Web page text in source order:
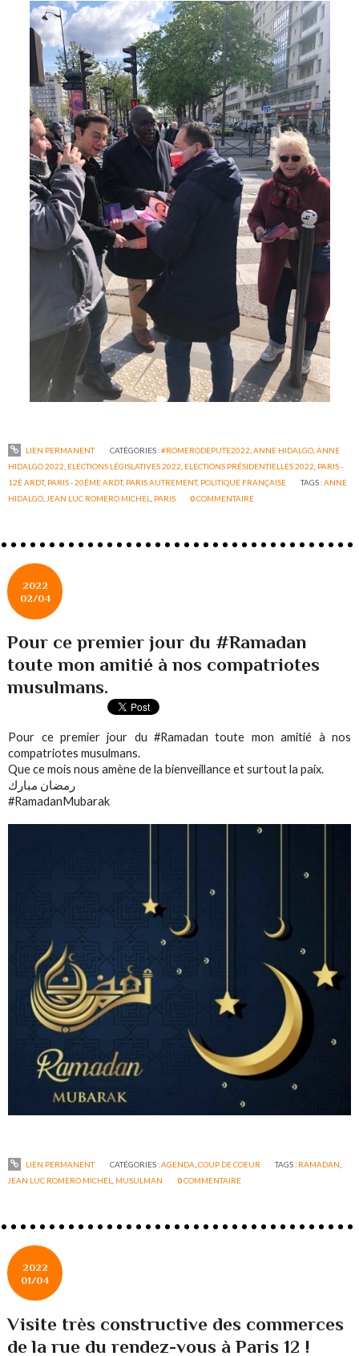
LIEN PERMANENT CATÉGORIES :#ROMERODEPUTE2022,ANNE HIDALGO,ANNE
HIDALGO 2022, ELECTIONS LÉGISLATIVES 2022, ELECTIONS PRÉSIDENTIELLES 2022, PARIS -
12È ARDT, PARIS - 20ÈME ARDT, PARIS AUTREMENT, POLITIQUE FRANÇAISE TAGS :ANNE
HIDALGO,JEAN LUC ROMERO MICHEL, PARIS 0COMMENTAIRE
2022
02/04
Pour ce premier jour du ‪#Ramadan‬
toute mon amitié à nos compatriotes
musulmans.
Pour ce premier jour du ‪#Ramadan‬ toute mon amitié à nos
compatriotes musulmans.
Que ce mois nous amène de la bienveillance et surtout la paix.
‎رمضان مبارك
‪#RamadanMubarak‬
LIEN PERMANENT CATÉGORIES :AGENDA COUP DE COEUR TAGS : RAMADAN
JEAN LUC ROMERO MICHEL
MUSULMAN 0COMMENTAIRE
2022
01/04
Visite très constructive des commerces
de la rue du rendez-vous à Paris 12 !